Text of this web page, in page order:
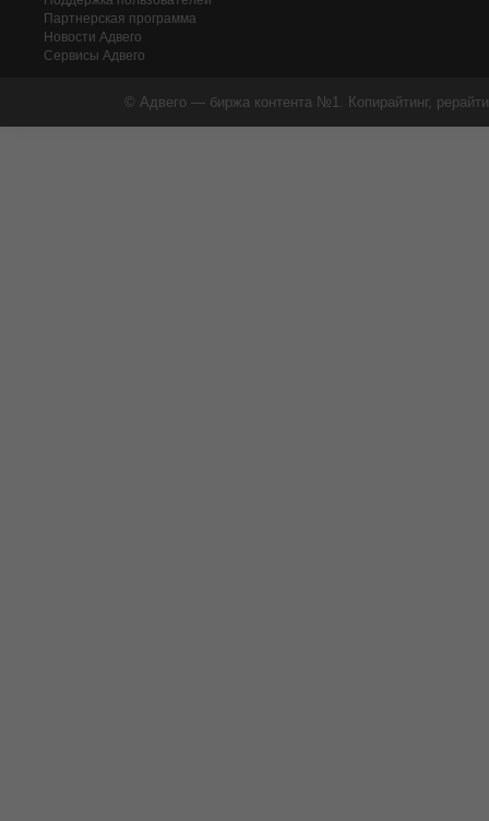
Партнерская программа
Новости Адвего
Сервисы Адвего
© Адвего — биржа контента №1. Копирайтинг,